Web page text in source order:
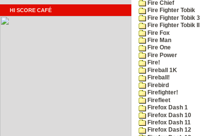
HI SCORE CAFÉ
Fire Chief
Fire Fighter Tobik
Fire Fighter Tobik 3
Fire Fighter Tobik II
Fire Fox
Fire Man
Fire One
Fire Power
Fire!
Fireball 1K
Fireball!
Firebird
Firefighter!
Firefleet
Firefox Dash 1
Firefox Dash 10
Firefox Dash 11
Firefox Dash 12